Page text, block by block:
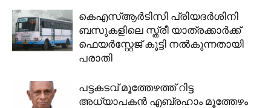
കെഎസ്ആർടിസി പ്രിയദർശിനി
ബസുകളിലെ സ്ത്രീ യാത്രക്കാർക്ക്
ഫെയർസ്റ്റേജ് കൂട്ടി നൽകുന്നതായി
പരാതി
പട്ടകടവ് മൂത്തേഴത്ത് റിട്ട
അധ്യാപകൻ എബ്രഹാം മൂത്തേഴം